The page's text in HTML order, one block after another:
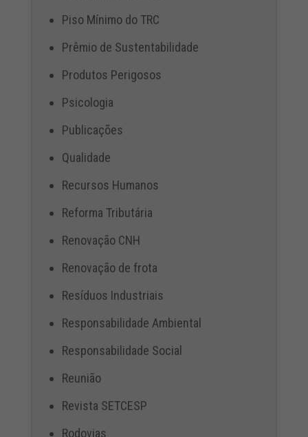
Piso Mínimo do TRC
Prêmio de Sustentabilidade
Produtos Perigosos
Psicologia
Publicações
Qualidade
Recursos Humanos
Reforma Tributária
Renovação CNH
Renovação de frota
Resíduos Industriais
Responsabilidade Ambiental
Responsabilidade Social
Reunião
Revista SETCESP
Rodovias